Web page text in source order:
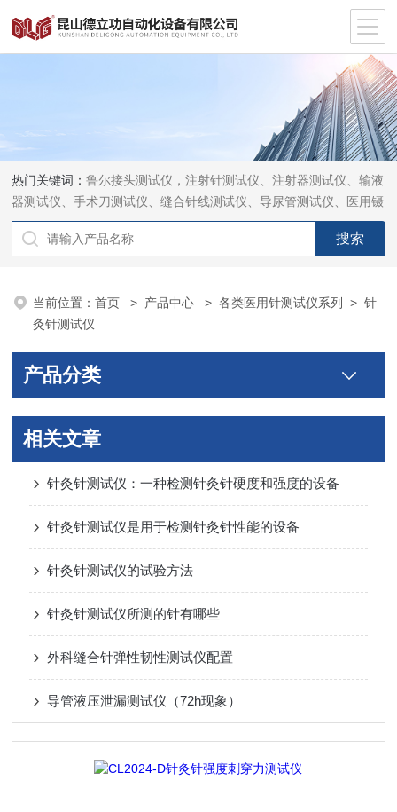
热门关键词：鲁尔接头测试仪，注射针测试仪、注射器测试仪、输液
器测试仪、手术刀测试仪、缝合针线测试仪、导尿管测试仪、医用镊
钳测试仪、导引管导丝测试仪、针灸针测试仪、留置针测试仪
当前位置：首页 > 产品中心 >各类医用针测试仪系列 >针
灸针测试仪
产品分类
相关文章
针灸针测试仪：一种检测针灸针硬度和强度的设备
针灸针测试仪是用于检测针灸针性能的设备
针灸针测试仪的试验方法
针灸针测试仪所测的针有哪些
外科缝合针弹性韧性测试仪配置
导管液压泄漏测试仪（72h现象）